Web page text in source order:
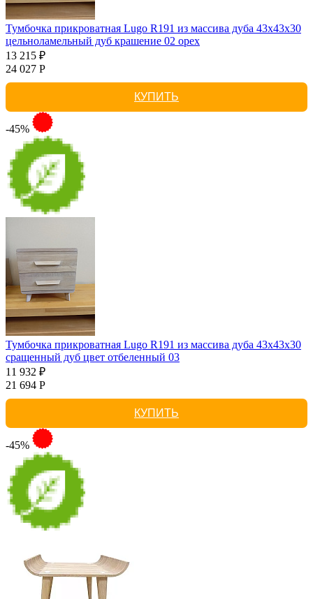
Тумбочка прикроватная Lugo R191 из массива дуба 43х43х30
цельноламельный дуб крашение 02 орех
13 215 ₽
24 027 Р
КУПИТЬ
-45%
Тумбочка прикроватная Lugo R191 из массива дуба 43х43х30
сращенный дуб цвет отбеленный 03
11 932 ₽
21 694 Р
КУПИТЬ
-45%